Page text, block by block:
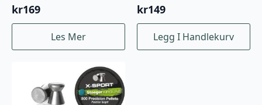
kr169
Les Mer
kr149
Legg I Handlekurv